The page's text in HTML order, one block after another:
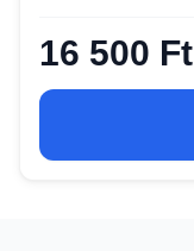
16 500 Ft